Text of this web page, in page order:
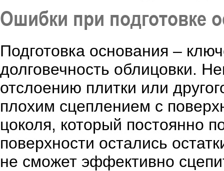
Ошибки при подготовке
Подготовка основания –
долговечность облицовки.
отслоению плитки или
плохим сцеплением с
цоколя, который постоянно
поверхности остались
не сможет эффективно